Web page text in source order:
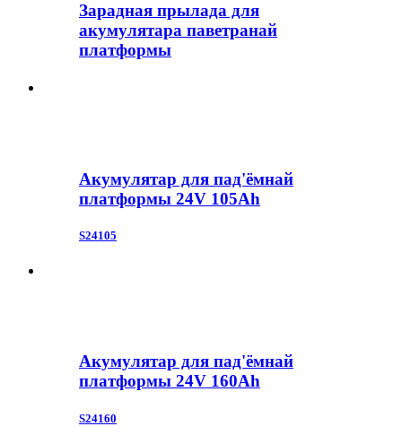
Зарадная прылада для
акумулятара паветранай
платформы
Акумулятар для пад'ёмнай
платформы 24V 105Ah
S24105
Акумулятар для пад'ёмнай
платформы 24V 160Ah
S24160